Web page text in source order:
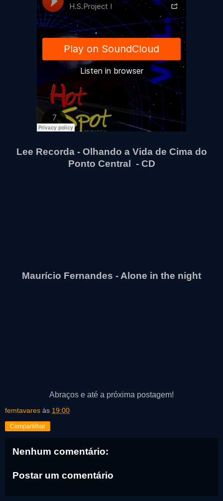
Lee Recorda - Olhando a Vida de Cima do
Ponto Central - CD
Maurício Fernandes - Alone in the night
Abraços e até a próxima postagem!
femtavares às 19:00
Compartilhar
Nenhum comentário:
Postar um comentário